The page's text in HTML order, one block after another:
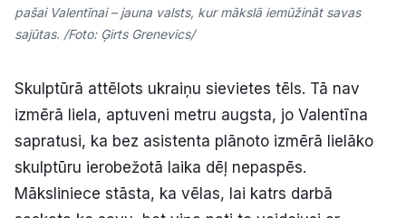
pašai Valentīnai – jauna valsts, kur mākslā iemūžināt savas
sajūtas. /Foto: Ģirts Grenevics/
Skulptūrā attēlots ukraiņu sievietes tēls. Tā nav
izmērā liela, aptuveni metru augsta, jo Valentīna
sapratusi, ka bez asistenta plānoto izmērā lielāko
skulptūru ierobežotā laika dēļ nepaspēs.
Māksliniece stāsta, ka vēlas, lai katrs darbā